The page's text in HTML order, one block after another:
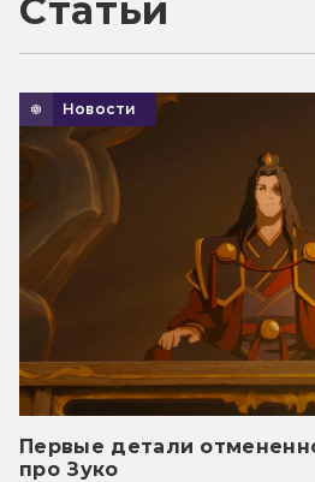
Статьи
Новости
Первые детали
про Зуко